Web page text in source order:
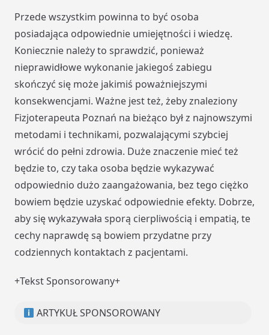
Przede wszystkim powinna to być osoba
posiadająca odpowiednie umiejętności i wiedzę.
Koniecznie należy to sprawdzić, ponieważ
nieprawidłowe wykonanie jakiegoś zabiegu
skończyć się może jakimiś poważniejszymi
konsekwencjami. Ważne jest też, żeby znaleziony
Fizjoterapeuta Poznań na bieżąco był z najnowszymi
metodami i technikami, pozwalającymi szybciej
wrócić do pełni zdrowia. Duże znaczenie mieć też
będzie to, czy taka osoba będzie wykazywać
odpowiednio dużo zaangażowania, bez tego ciężko
bowiem będzie uzyskać odpowiednie efekty. Dobrze,
aby się wykazywała sporą cierpliwością i empatią, te
cechy naprawdę są bowiem przydatne przy
codziennych kontaktach z pacjentami.
+Tekst Sponsorowany+
ARTYKUŁ SPONSOROWANY